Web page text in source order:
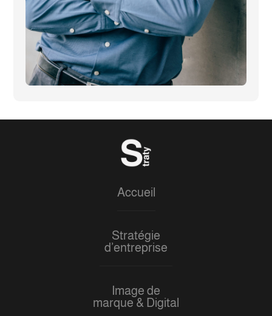
Accueil
Stratégie
d’entreprise
Image de
marque & Digital